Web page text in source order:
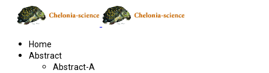
Home
Abstract
Abstract-A